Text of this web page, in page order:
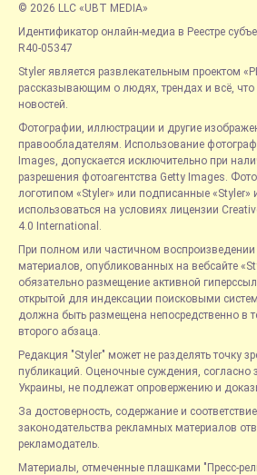
© 2026 LLC «UBT MEDIA»
Идентификатор онлайн-медиа в Реестре
R40-05347
Styler является развлекательным проектом
рассказывающим о людях, трендах и всё, что
новостей.
Фотографии, иллюстрации и другие
правообладателям. Использование
Images, допускается исключительно при
разрешения фотоагентства Getty Images.
логотипом «Styler» или подписанные «Styler»
использоваться на условиях лицензии
4.0 International.
При полном или частичном
материалов, опубликованных на вебсайте
обязательно размещение активной
открытой для индексации поисковыми
должна быть размещена непосредственно в
второго абзаца.
Редакция "Styler" может не разделять точку
публикаций. Оценочные суждения, согласно
Украины, не подлежат опровержению и
За достоверность, содержание и
законодательства рекламных материалов
рекламодатель.
Материалы, отмеченные плашками "Пресс-